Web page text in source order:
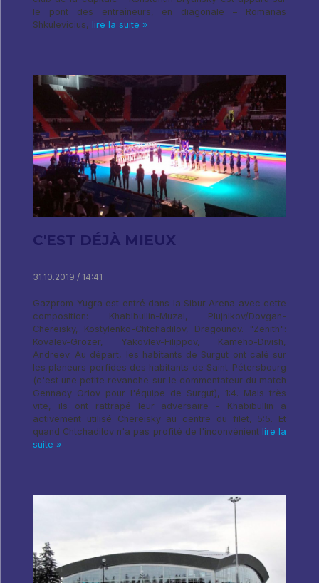
le pont des entraîneurs, en diagonale – Romanas
Shkulevicius, lire la suite »
C'EST DÉJÀ MIEUX
31.10.2019 / 14:41
Gazprom-Yugra est entré dans la Sibur Arena avec cette
composition: Khabibullin-Muzai, Plujnikov/Dovgan-
Chereisky, Kostylenko-Chtchadilov, Dragounov. "Zenith":
Kovalev-Grozer, Yakovlev-Filippov, Kameho-Divish,
Andreev. Au départ, les habitants de Surgut ont calé sur
les planeurs perfides des habitants de Saint-Pétersbourg
(c'est une petite revanche sur le commentateur du match
Gennady Orlov pour l'équipe de Surgut), 1:4. Mais très
vite, ils ont rattrapé leur adversaire - Khabibullin a
activement utilisé Chereisky au centre du filet, 5:5. Et
quand Chtchadilov n'a pas profité de l'inconvénientlire la
suite »